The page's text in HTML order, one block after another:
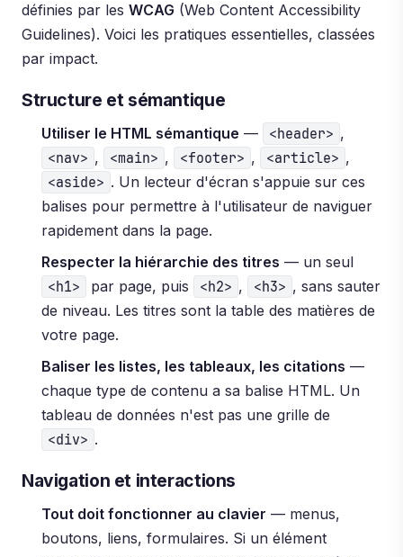
définies par les WCAG (Web Content Accessibility
Guidelines). Voici les pratiques essentielles, classées
par impact.
Structure et sémantique
Utiliser le HTML sémantique — <header> ,
<nav> , <main> , <footer> , <article> ,
<aside> . Un lecteur d'écran s'appuie sur ces
balises pour permettre à l'utilisateur de naviguer
rapidement dans la page.
Respecter la hiérarchie des titres — un seul
<h1> par page, puis <h2> , <h3> , sans sauter
de niveau. Les titres sont la table des matières de
votre page.
Baliser les listes, les tableaux, les citations —
chaque type de contenu a sa balise HTML. Un
tableau de données n'est pas une grille de
<div> .
Navigation et interactions
Tout doit fonctionner au clavier — menus,
boutons, liens, formulaires. Si un élément